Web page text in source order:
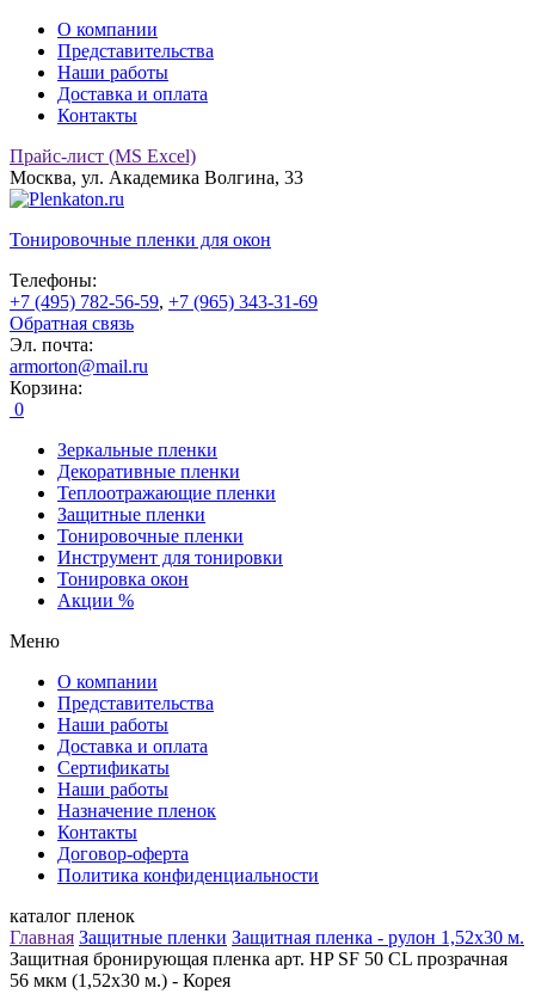
О компании
Представительства
Наши работы
Доставка и оплата
Контакты
Прайс-лист (MS Excel)
Москва, ул. Академика Волгина, 33
Тонировочные пленки для окон
Телефоны:
+7 (495) 782-56-59, +7 (965) 343-31-69
Обратная связь
Эл. почта:
armorton@mail.ru
Корзина:
0
Зеркальные пленки
Декоративные пленки
Теплоотражающие пленки
Защитные пленки
Тонировочные пленки
Инструмент для тонировки
Тонировка окон
Акции %
Меню
О компании
Представительства
Наши работы
Доставка и оплата
Сертификаты
Наши работы
Назначение пленок
Контакты
Договор-оферта
Политика конфиденциальности
каталог пленок
Главная Защитные пленки Защитная пленка - рулон 1,52х30 м.
Защитная бронирующая пленка арт. HP SF 50 CL прозрачная
56 мкм (1,52х30 м.) - Корея